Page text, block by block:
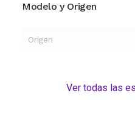
Modelo y Origen
Origen
Ver todas las